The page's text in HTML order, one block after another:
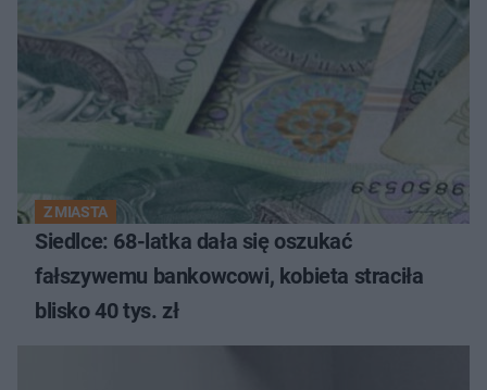
Z MIASTA
Siedlce: 68-latka dała się oszukać
fałszywemu bankowcowi, kobieta straciła
blisko 40 tys. zł